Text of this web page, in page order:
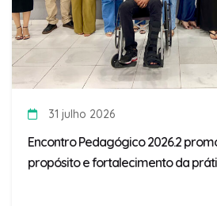
31 julho 2026
Encontro Pedagógico 2026.2
propósito e fortalecimento da